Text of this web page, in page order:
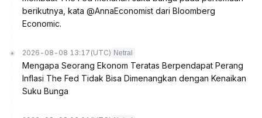
berikutnya, kata @AnnaEconomist dari Bloomberg
Economic.
2026-08-08 13:17 (UTC) Netral
Mengapa Seorang Ekonom Teratas Berpendapat Perang
Inflasi The Fed Tidak Bisa Dimenangkan dengan Kenaikan
Suku Bunga